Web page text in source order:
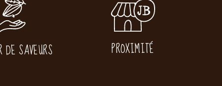
DE SAVEURS PROXIMITÉ